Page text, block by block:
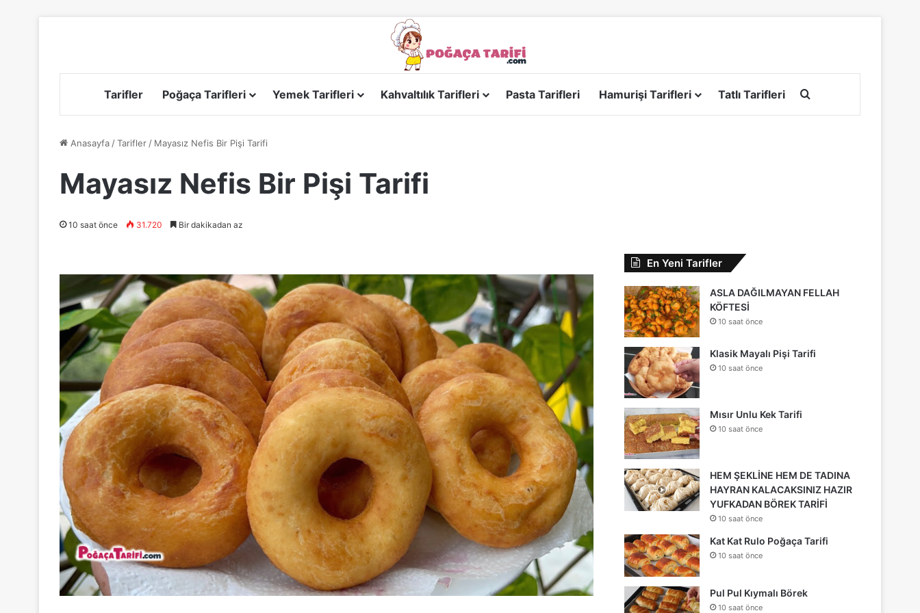
Tarifler Poğaça Tarifleri Yemek Tarifleri Kahvaltılık Tarifleri Pasta Tarifleri Hamurişi Tarifleri Tatlı Tarifleri
Anasayfa /Tarifler / Mayasız Nefis Bir Pişi Tarifi
Mayasız Nefis Bir Pişi Tarifi
10 saat önce 31.720 Bir dakikadan az
En Yeni Tarifler
ASLA DAĞILMAYAN FELLAH
KÖFTESİ
10 saat önce
Klasik Mayalı Pişi Tarifi
10 saat önce
Mısır Unlu Kek Tarifi
10 saat önce
HEM ŞEKLİNE HEM DE TADINA
HAYRAN KALACAKSINIZ HAZIR
YUFKADAN BÖREK TARİFİ
10 saat önce
Kat Kat Rulo Poğaça Tarifi
10 saat önce
Pul Pul Kıymalı Börek
10 saat önce